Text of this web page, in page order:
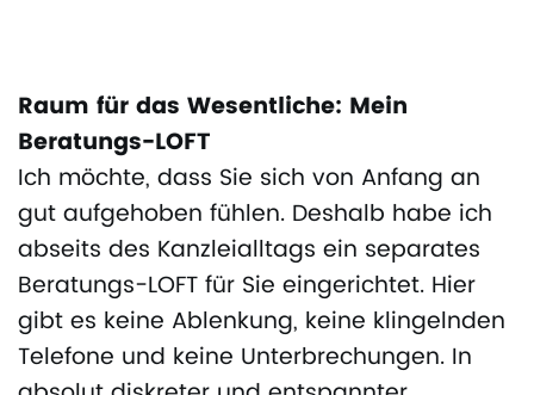
Raum für das Wesentliche: Mein
Beratungs-LOFT
Ich möchte, dass Sie sich von Anfang an
gut aufgehoben fühlen. Deshalb habe ich
abseits des Kanzleialltags ein separates
Beratungs-LOFT für Sie eingerichtet. Hier
gibt es keine Ablenkung, keine klingelnden
Telefone und keine Unterbrechungen. In